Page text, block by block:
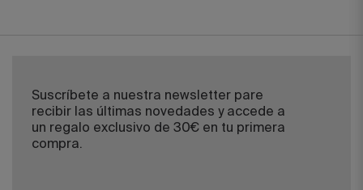
Suscríbete a nuestra newsletter pare
recibir las últimas novedades y accede a
un regalo exclusivo de 30€ en tu primera
compra.